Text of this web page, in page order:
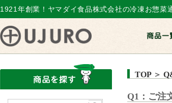
1921年創業！ヤマダイ食品株式会社の冷凍お惣
商品一
TOP＞
Q1：ご注